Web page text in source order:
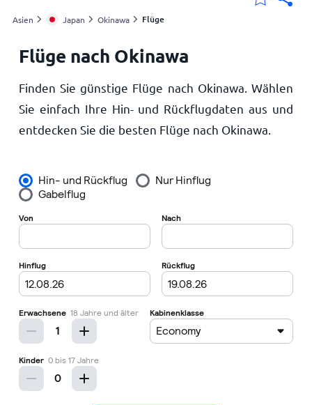
Deutschland
Meine Standorte
Startseite
Asien Japan Okinawa Flüge
Flüge nach Okinawa
Finden Sie günstige Flüge nach Okinawa. Wählen
Sie einfach Ihre Hin- und Rückflugdaten aus und
entdecken Sie die besten Flüge nach Okinawa.